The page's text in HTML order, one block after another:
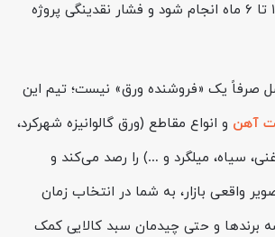
تسویه در بازه حدود ۱ تا ۶ ماه انجام شود و فشار نقدینگی پروژه
صرفاً یک «فروشنده ورق» نیست؛ تیم این
آهن و انواع مقاطع (ورق گالوانیزه شهرکرد،
سیاه، میلگرد و …) را رصد می‌کند و
واقعی بازار، به شما در انتخاب زمان
برندها و حتی چیدمان سبد کالایی کمک